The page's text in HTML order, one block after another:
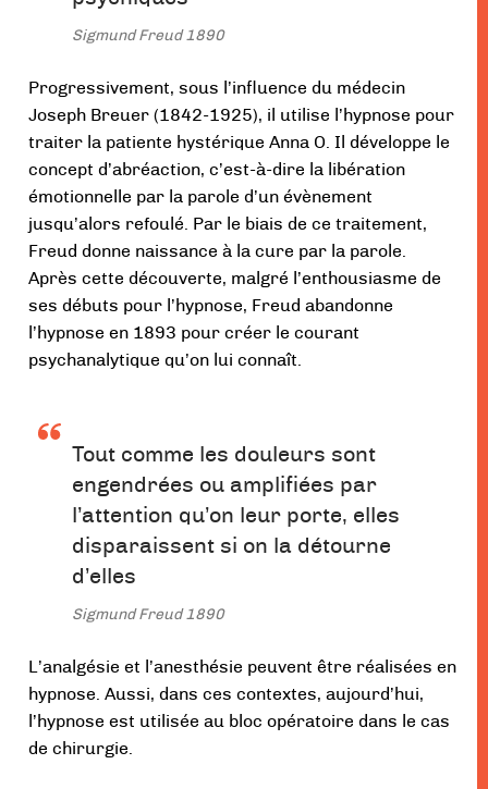
Sigmund Freud 1890
Progressivement, sous l’influence du médecin
Joseph Breuer (1842-1925), il utilise l’hypnose pour
traiter la patiente hystérique Anna O. Il développe le
concept d’abréaction, c’est-à-dire la libération
émotionnelle par la parole d’un évènement
jusqu’alors refoulé. Par le biais de ce traitement,
Freud donne naissance à la cure par la parole.
Après cette découverte, malgré l’enthousiasme de
ses débuts pour l’hypnose, Freud abandonne
l’hypnose en 1893 pour créer le courant
psychanalytique qu’on lui connaît.
Tout comme les douleurs sont
engendrées ou amplifiées par
l’attention qu’on leur porte, elles
disparaissent si on la détourne
d’elles
Sigmund Freud 1890
L’analgésie et l’anesthésie peuvent être réalisées en
hypnose. Aussi, dans ces contextes, aujourd’hui,
l’hypnose est utilisée au bloc opératoire dans le cas
de chirurgie.